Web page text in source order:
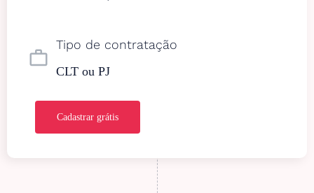
work_outline
Tipo de contratação
CLT ou PJ
Cadastrar grátis